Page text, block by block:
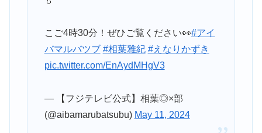
こご4時30分！ぜひご覧ください👀#アイ
バマルバツブ #相葉雅紀 #えなりかずき
pic.twitter.com/EnAydMHgV3
— 【フジテレビ公式】相葉◎×部
(@aibamarubatsubu) May 11, 2024